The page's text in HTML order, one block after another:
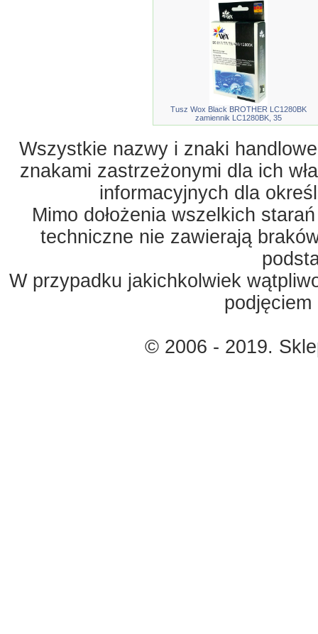
Tusz Wox Black BROTHER LC1280BK
zamiennik LC1280BK, 35
Wszystkie nazwy i znaki
znakami zastrzeżonymi dla ich
informacyjnych dla
Mimo dołożenia wszelkich
techniczne nie zawierają
W przypadku jakichkolwiek
© 2006 - 2019.